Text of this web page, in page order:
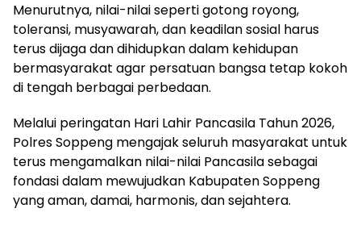
Menurutnya, nilai-nilai seperti gotong royong,
toleransi, musyawarah, dan keadilan sosial harus
terus dijaga dan dihidupkan dalam kehidupan
bermasyarakat agar persatuan bangsa tetap kokoh
di tengah berbagai perbedaan.
Melalui peringatan Hari Lahir Pancasila Tahun 2026,
Polres Soppeng mengajak seluruh masyarakat untuk
terus mengamalkan nilai-nilai Pancasila sebagai
fondasi dalam mewujudkan Kabupaten Soppeng
yang aman, damai, harmonis, dan sejahtera.